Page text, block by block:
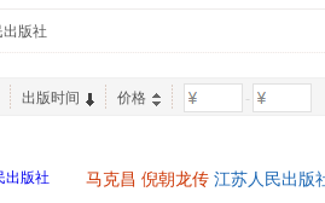
版社
出版时间 价格 -
马克昌 倪朝龙传 江苏人民出版